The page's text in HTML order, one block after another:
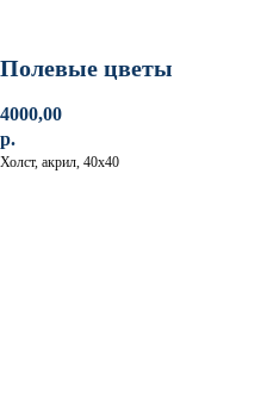
Полевые цветы
4000,00
р.
Холст, акрил, 40х40